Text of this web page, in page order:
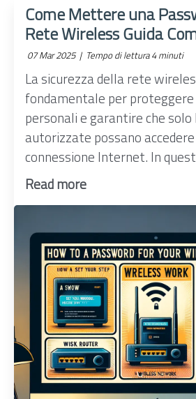
Come Mettere una
Rete Wireless Guida
07 Mar 2025 | Tempo di lettura 4 minuti
La sicurezza della rete
fondamentale per
personali e garantire che solo
autorizzate possano
connessione Internet. In
Read more